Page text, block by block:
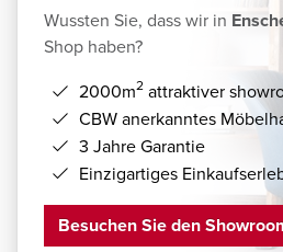
Wussten Sie, dass wir in
Shop haben?
2000m2 attraktiver
CBW anerkanntes
3 Jahre Garantie
Einzigartiges
Besuchen Sie den